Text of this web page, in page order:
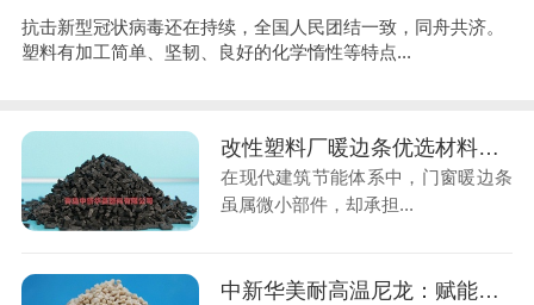
抗击新型冠状病毒还在持续，全国人民团结一致，同舟共济。
塑料有加工简单、坚韧、良好的化学惰性等特点...
改性塑料厂暖边条优选材料：玻纤增强PP的性能与优势
在现代建筑节能体系中，门窗暖边条
虽属微小部件，却承担...
中新华美耐高温尼龙：赋能多领域的特种工程塑料